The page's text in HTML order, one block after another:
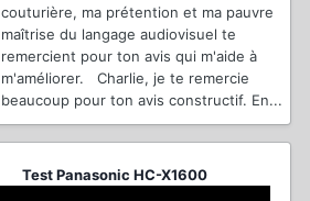
couturière, ma prétention et ma pauvre
maîtrise du langage audiovisuel te
remercient pour ton avis qui m'aide à
m'améliorer. Charlie, je te remercie
beaucoup pour ton avis constructif. En...
Test Panasonic HC-X1600